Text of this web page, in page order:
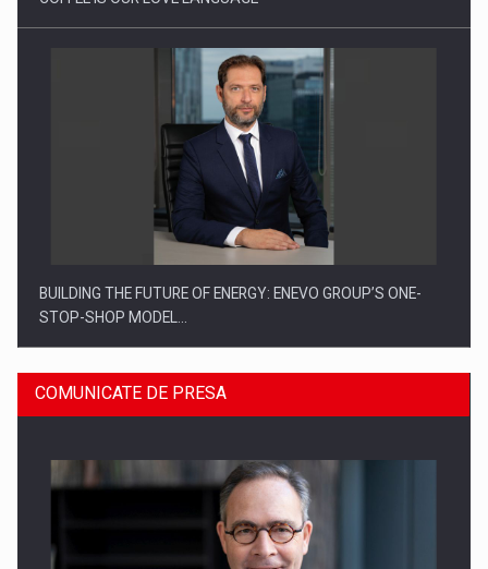
BUILDING THE FUTURE OF ENERGY: ENEVO GROUP’S ONE-
STOP-SHOP MODEL…
COMUNICATE DE PRESA